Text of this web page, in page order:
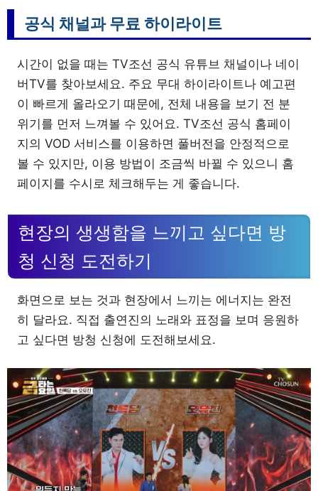
공식 채널과 무료 하이라이트
시간이 없을 때는 TV조선 공식 유튜브 채널이나 네이
버TV를 찾아보세요. 주요 무대 하이라이트나 예고편
이 빠르게 올라오기 때문에, 전체 내용을 보기 전 분
위기를 먼저 느껴볼 수 있어요. TV조선 공식 홈페이
지의 VOD 서비스를 이용하면 풀버전을 안정적으로
볼 수 있지만, 이용 방법이 조금씩 바뀔 수 있으니 홈
페이지를 수시로 체크해두는 게 좋습니다.
현장의 생생함을 느끼고 싶다면 방
청 신청 도전하기
화면으로 보는 것과 현장에서 느끼는 에너지는 완전
히 달라요. 직접 출연진의 노래와 표정을 보며 응원하
고 싶다면 방청 신청에 도전해보세요.